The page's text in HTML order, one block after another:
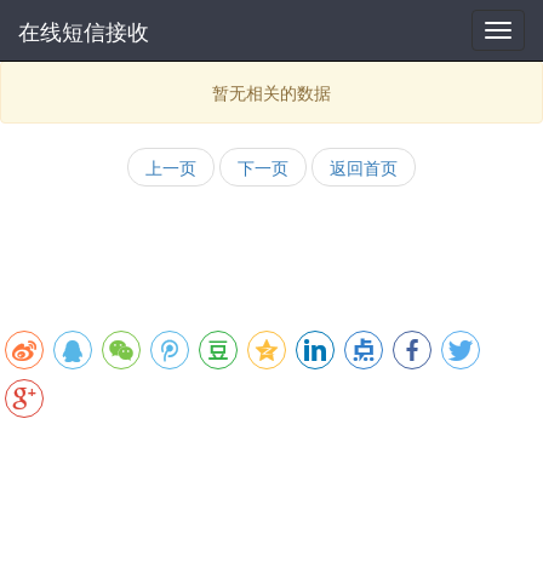
在线短信接收
暂无相关的数据
上一页 下一页 返回首页